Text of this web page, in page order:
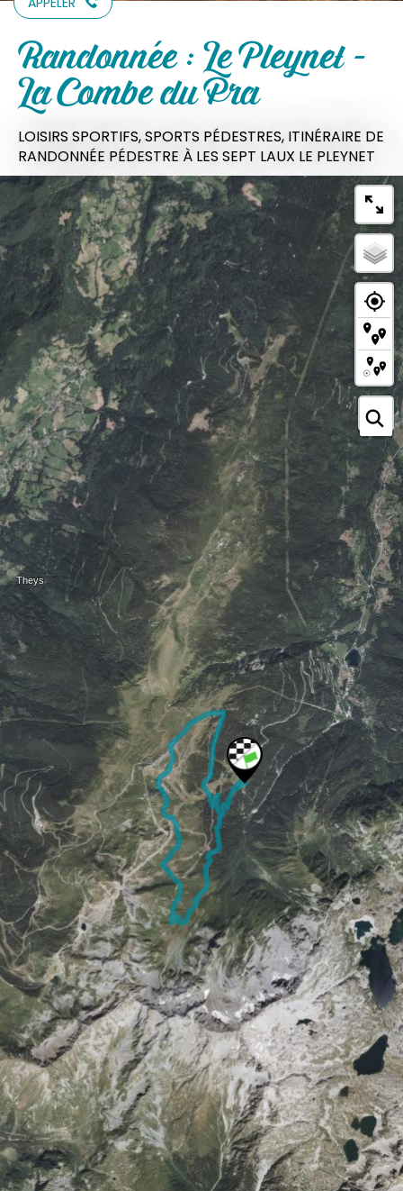
Randonnée : Le Pleynet -
La Combe du Pra
LOISIRS SPORTIFS,SPORTS PÉDESTRES, ITINÉRAIRE DE
RANDONNÉE PÉDESTRE À LES SEPT LAUX LE PLEYNET